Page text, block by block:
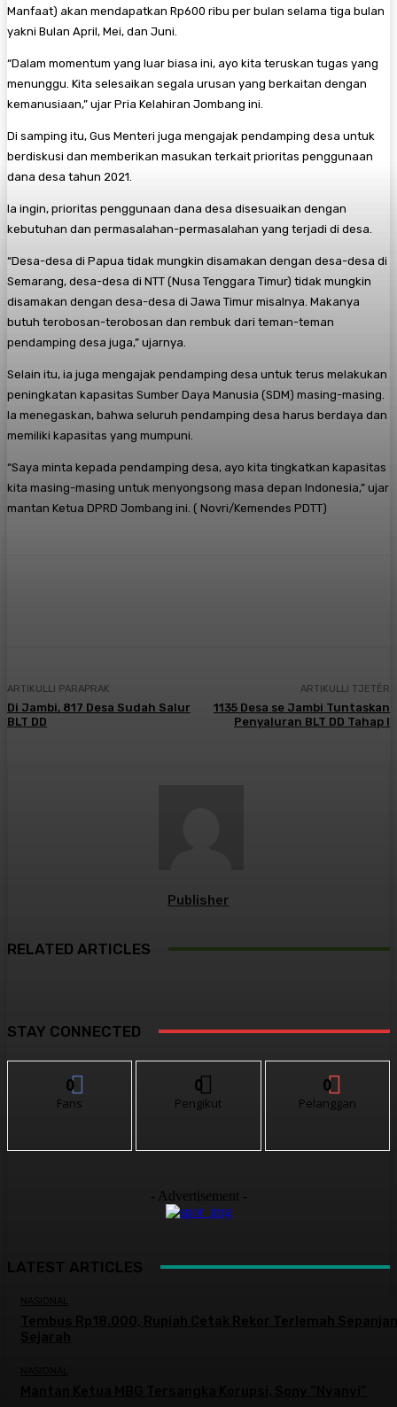
Manfaat) akan mendapatkan Rp600 ribu per bulan selama tiga bulan
yakni Bulan April, Mei, dan Juni.
“Dalam momentum yang luar biasa ini, ayo kita teruskan tugas yang
menunggu. Kita selesaikan segala urusan yang berkaitan dengan
kemanusiaan,” ujar Pria Kelahiran Jombang ini.
Di samping itu, Gus Menteri juga mengajak pendamping desa untuk
berdiskusi dan memberikan masukan terkait prioritas penggunaan
dana desa tahun 2021.
Ia ingin, prioritas penggunaan dana desa disesuaikan dengan
kebutuhan dan permasalahan-permasalahan yang terjadi di desa.
“Desa-desa di Papua tidak mungkin disamakan dengan desa-desa di
Semarang, desa-desa di NTT (Nusa Tenggara Timur) tidak mungkin
disamakan dengan desa-desa di Jawa Timur misalnya. Makanya
butuh terobosan-terobosan dan rembuk dari teman-teman
pendamping desa juga,” ujarnya.
Selain itu, ia juga mengajak pendamping desa untuk terus melakukan
peningkatan kapasitas Sumber Daya Manusia (SDM) masing-masing.
Ia menegaskan, bahwa seluruh pendamping desa harus berdaya dan
memiliki kapasitas yang mumpuni.
“Saya minta kepada pendamping desa, ayo kita tingkatkan kapasitas
kita masing-masing untuk menyongsong masa depan Indonesia,” ujar
mantan Ketua DPRD Jombang ini. ( Novri/Kemendes PDTT)
ARTIKULLI PARAPRAK
Di Jambi, 817 Desa Sudah Salur
BLT DD
ARTIKULLI TJETËR
1135 Desa se Jambi Tuntaskan
Penyaluran BLT DD Tahap I
Publisher
RELATED ARTICLES
STAY CONNECTED
0
Fans
0
Pengikut
0
Pelanggan
- Advertisement -
LATEST ARTICLES